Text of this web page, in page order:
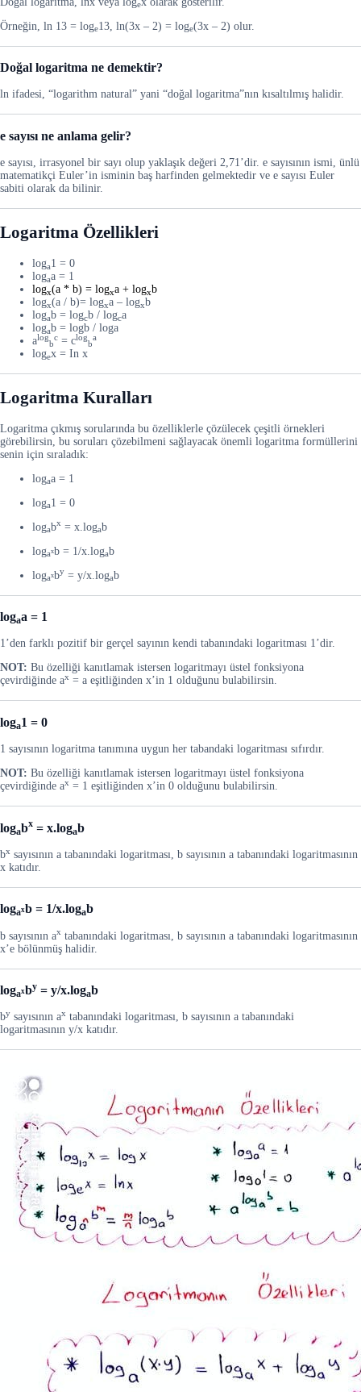
e
Örneğin, ln 13 = loge13, ln(3x – 2) = loge(3x – 2) olur.
Doğal logaritma ne demektir?
ln ifadesi, “logarithm natural” yani “doğal logaritma”nın kısaltılmış halidir.
e sayısı ne anlama gelir?
e sayısı, irrasyonel bir sayı olup yaklaşık değeri 2,71’dir. e sayısının ismi, ünlü
matematikçi Euler’in isminin baş harfinden gelmektedir ve e sayısı Euler
sabiti olarak da bilinir.
Logaritma Özellikleri
loga1 = 0
logaa = 1
logx(a * b) = logxa + logxb
logx(a / b)= logxa – logxb
logab = logcb / logca
logab = logb / loga
alog
b
c = clog
b
a
logex = In x
Logaritma Kuralları
Logaritma çıkmış sorularında bu özelliklerle çözülecek çeşitli örnekleri
görebilirsin, bu soruları çözebilmeni sağlayacak önemli logaritma formüllerini
senin için sıraladık:
logaa = 1
loga1 = 0
logabx = x.logab
logaxb = 1/x.logab
logaxby = y/x.logab
logaa = 1
1’den farklı pozitif bir gerçel sayının kendi tabanındaki logaritması 1’dir.
NOT: Bu özelliği kanıtlamak istersen logaritmayı üstel fonksiyona
çevirdiğinde ax = a eşitliğinden x’in 1 olduğunu bulabilirsin.
loga1 = 0
1 sayısının logaritma tanımına uygun her tabandaki logaritması sıfırdır.
NOT: Bu özelliği kanıtlamak istersen logaritmayı üstel fonksiyona
çevirdiğinde ax = 1 eşitliğinden x’in 0 olduğunu bulabilirsin.
logabx = x.logab
bx sayısının a tabanındaki logaritması, b sayısının a tabanındaki logaritmasının
x katıdır.
logaxb = 1/x.logab
b sayısının ax tabanındaki logaritması, b sayısının a tabanındaki logaritmasının
x’e bölünmüş halidir.
logaxby = y/x.logab
by sayısının ax tabanındaki logaritması, b sayısının a tabanındaki
logaritmasının y/x katıdır.